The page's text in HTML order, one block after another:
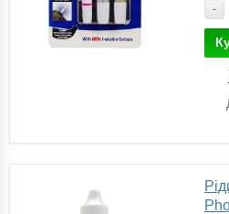
-